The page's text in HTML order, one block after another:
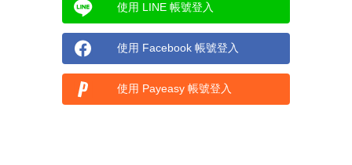
使用 LINE 帳號登入
使用 Facebook 帳號登入
使用 Payeasy 帳號登入